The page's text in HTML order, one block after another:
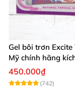
Gel bôi trơn
Mỹ chính hãng
khoái cảm nữ
450.000₫
(742)